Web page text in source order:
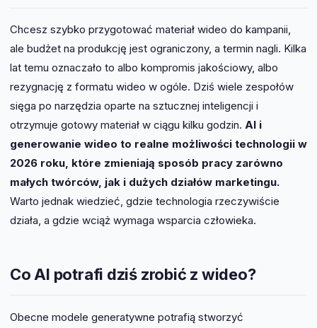
Chcesz szybko przygotować materiał wideo do kampanii,
ale budżet na produkcję jest ograniczony, a termin nagli. Kilka
lat temu oznaczało to albo kompromis jakościowy, albo
rezygnację z formatu wideo w ogóle. Dziś wiele zespołów
sięga po narzędzia oparte na sztucznej inteligencji i
otrzymuje gotowy materiał w ciągu kilku godzin. AI i
generowanie wideo to realne możliwości technologii w
2026 roku, które zmieniają sposób pracy zarówno
małych twórców, jak i dużych działów marketingu.
Warto jednak wiedzieć, gdzie technologia rzeczywiście
działa, a gdzie wciąż wymaga wsparcia człowieka.
Co AI potrafi dziś zrobić z wideo?
Obecne modele generatywne potrafią stworzyć